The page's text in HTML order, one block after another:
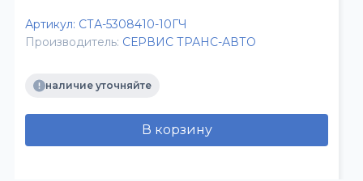
Артикул: СТА-5308410-10ГЧ
Производитель: СЕРВИС ТРАНС-АВТО
наличие уточняйте
В корзину